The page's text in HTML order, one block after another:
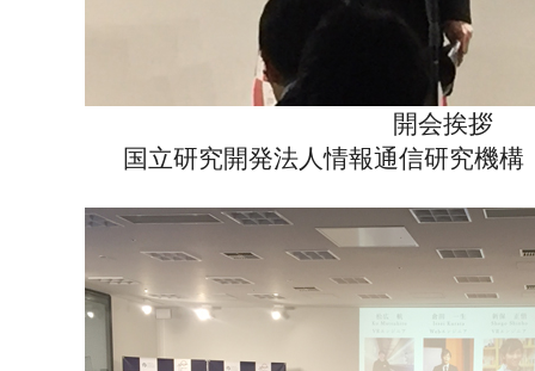
開会挨拶
国立研究開発法人情報通信研究機